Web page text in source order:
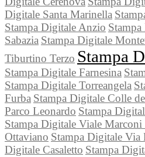
Digitale Santa Marinella
Stampa Digitale Anzio
Sabazia Stampa Digitale
Tiburtino Terzo Stampa
Stampa Digitale Farnesina
Stampa Digitale Torreangela
Furba Stampa Digitale Colle
Parco Leonardo Stampa
Stampa Digitale Viale Marconi
Ottaviano Stampa Digitale Via
Digitale Casaletto Stampa